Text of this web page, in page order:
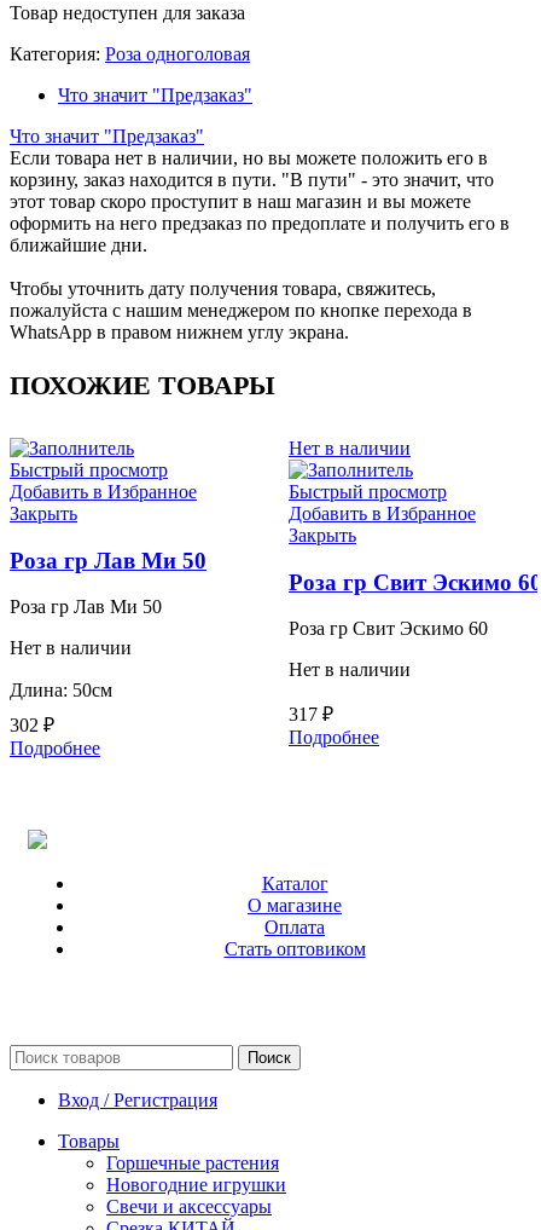
Товар недоступен для заказа
Категория: Роза одноголовая
Что значит "Предзаказ"
Что значит "Предзаказ"
Если товара нет в наличии, но вы можете положить его в
корзину, заказ находится в пути. "В пути" - это значит, что
этот товар скоро проступит в наш магазин и вы можете
оформить на него предзаказ по предоплате и получить его в
ближайшие дни.
Чтобы уточнить дату получения товара, свяжитесь,
пожалуйста с нашим менеджером по кнопке перехода в
WhatsApp в правом нижнем углу экрана.
ПОХОЖИЕ ТОВАРЫ
Быстрый просмотр
Добавить в Избранное
Закрыть
Роза гр Лав Ми 50
Роза гр Лав Ми 50
Нет в наличии
Длина: 50см
302 ₽
Подробнее
Нет в наличии
Быстрый просмотр
Добавить в Избранное
Закрыть
Роза гр Свит Эскимо 60
Роза гр Свит Эскимо 60
Нет в наличии
317 ₽
Подробнее
Каталог
О магазине
Оплата
Стать оптовиком
Поиск
Вход / Регистрация
Товары
Горшечные растения
Новогодние игрушки
Свечи и аксессуары